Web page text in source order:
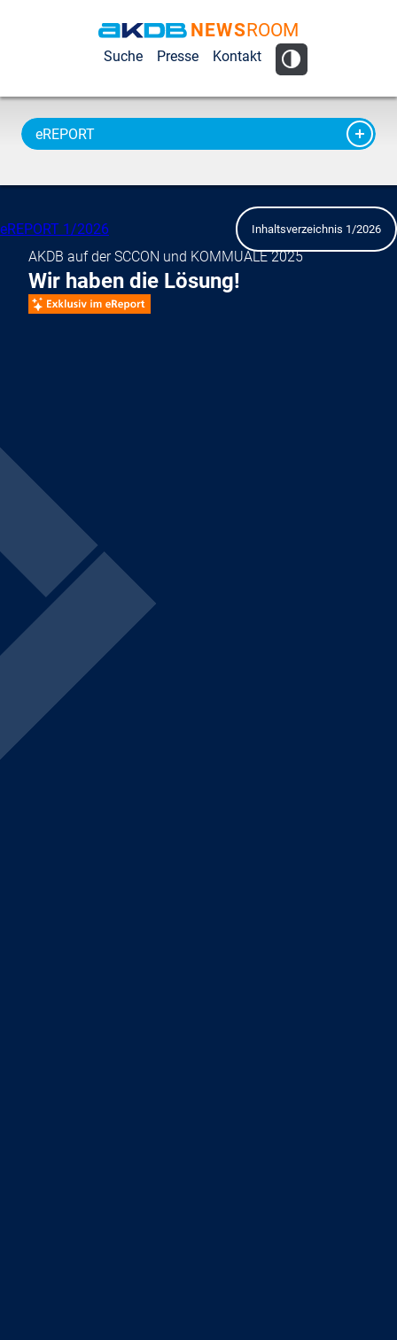
AKDB Anstalt
Kommunale
Datenverarbeitung
NEWSROOM
Suche Presse Kontakt
eREPORT
eREPORT 1/2026 Inhaltsverzeichnis 1/2026
AKDB auf der SCCON und KOMMUALE 2025
Wir haben die Lösung!